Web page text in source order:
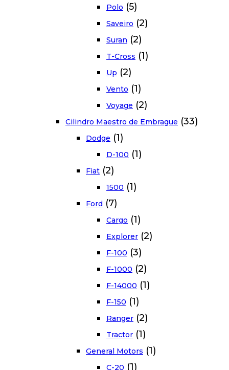
Polo (5)
Saveiro (2)
Suran (2)
T-Cross (1)
Up (2)
Vento (1)
Voyage (2)
Cilindro Maestro de Embrague (33)
Dodge (1)
D-100 (1)
Fiat (2)
1500 (1)
Ford (7)
Cargo (1)
Explorer (2)
F-100 (3)
F-1000 (2)
F-14000 (1)
F-150 (1)
Ranger (2)
Tractor (1)
General Motors (1)
C-20 (1)